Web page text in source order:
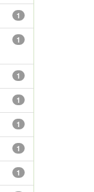
1
1
1
1
1
1
1